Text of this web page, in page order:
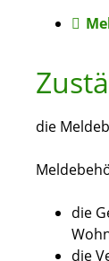
die
die
die